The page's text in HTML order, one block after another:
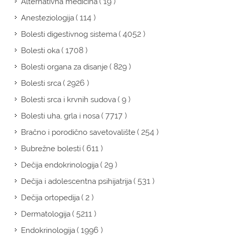
Anesteziologija( 114 )
Bolesti digestivnog sistema( 4052 )
Bolesti oka( 1708 )
Bolesti organa za disanje( 829 )
Bolesti srca( 2926 )
Bolesti srca i krvnih sudova( 9 )
Bolesti uha, grla i nosa( 7717 )
Bračno i porodično savetovalište( 254 )
Bubrežne bolesti( 611 )
Dečija endokrinologija( 29 )
Dečija i adolescentna psihijatrija( 531 )
Dečija ortopedija( 2 )
Dermatologija( 5211 )
Endokrinologija( 1996 )